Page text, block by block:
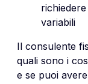
variabili
Il consulente
quali sono i
e se puoi